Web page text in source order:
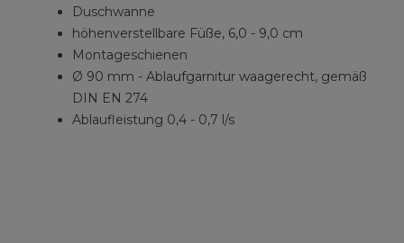
Duschwanne
höhenverstellbare Füße, 6,0 - 9,0 cm
Montageschienen
Ø 90 mm - Ablaufgarnitur waagerecht, gemäß
DIN EN 274
Ablaufleistung 0,4 - 0,7 l/s